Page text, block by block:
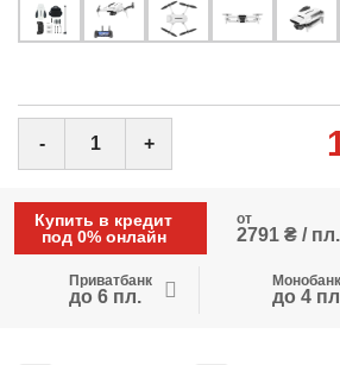
- +
Купить в кредит
под 0% онлайн
от
2791 ₴ / пл.
Приватбанк
до 6 пл.
Монобанк
до 4